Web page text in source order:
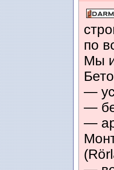
по
Мы
—
—
—